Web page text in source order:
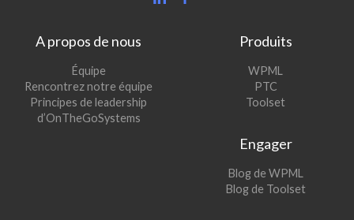
A propos de nous
Équipe
Rencontrez notre équipe
Principes de leadership
d’OnTheGoSystems
Produits
WPML
une
PTC(s’ouvre
dans
fenêtre)
Toolset(s’ouvre
nouvelle
Engager
Blog de WPML
dans
Blog de Toolset(s’ouvre